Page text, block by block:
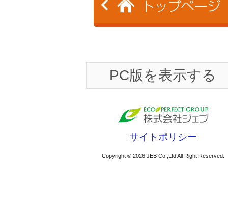
PC版を表示する
サイトポリシー
Copyright © 2026 JEB Co.,Ltd All Right Reserved.